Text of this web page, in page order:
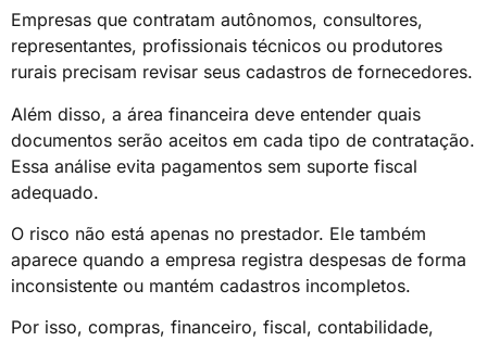
Empresas que contratam autônomos, consultores,
representantes, profissionais técnicos ou produtores
rurais precisam revisar seus cadastros de fornecedores.
Além disso, a área financeira deve entender quais
documentos serão aceitos em cada tipo de contratação.
Essa análise evita pagamentos sem suporte fiscal
adequado.
O risco não está apenas no prestador. Ele também
aparece quando a empresa registra despesas de forma
inconsistente ou mantém cadastros incompletos.
Por isso, compras, financeiro, fiscal, contabilidade,